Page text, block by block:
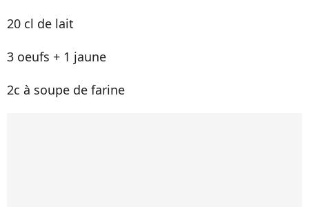
20 cl de lait
3 oeufs + 1 jaune
2c à soupe de farine